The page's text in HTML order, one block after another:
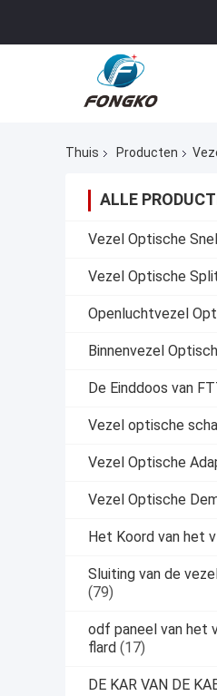
Thuis Producten
ALLE
Vezel Optische
Vezel Optische
Openluchtvezel
Binnenvezel
De Einddoos van
Vezel optische
Vezel Optische
Vezel Optische
Het Koord van het
Sluiting van de
(79)
odf paneel van het
flard (17)
DE KAR VAN DE